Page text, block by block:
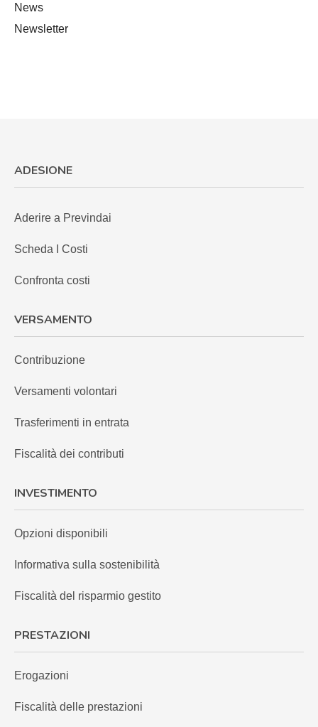
News
Newsletter
ADESIONE
Aderire a Previndai
Scheda I Costi
Confronta costi
VERSAMENTO
Contribuzione
Versamenti volontari
Trasferimenti in entrata
Fiscalità dei contributi
INVESTIMENTO
Opzioni disponibili
Informativa sulla sostenibilità
Fiscalità del risparmio gestito
PRESTAZIONI
Erogazioni
Fiscalità delle prestazioni